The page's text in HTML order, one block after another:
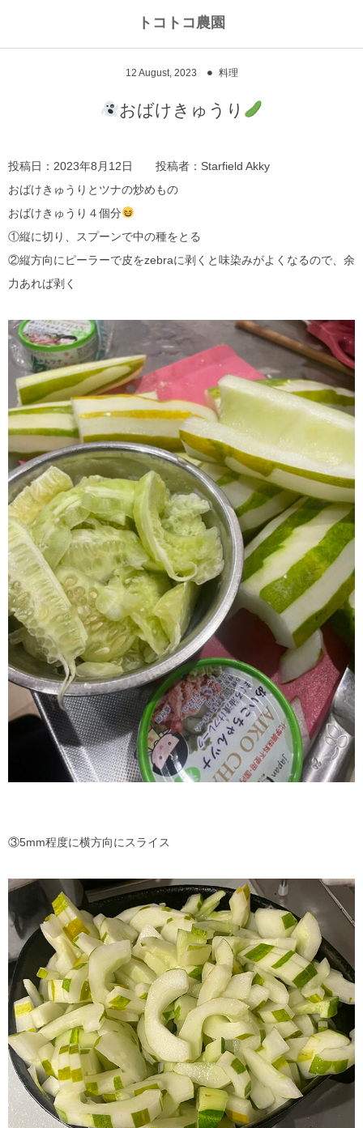
トコトコ農園
12 August, 2023 料理
おばけきゅうり
投稿日：2023年8月12日 投稿者：Starfield Akky
おばけきゅうりとツナの炒めもの
おばけきゅうり４個分
①縦に切り、スプーンで中の種をとる
②縦方向にピーラーで皮をzebraに剥くと味染みがよくなるので、余
力あれば剥く
③5mm程度に横方向にスライス